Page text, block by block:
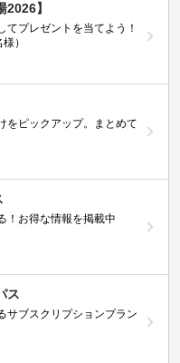
2026】
てプレゼントを当てよう！
）
をピックアップ。まとめて
！お得な情報を掲載中
ス
サブスクリプションプラン